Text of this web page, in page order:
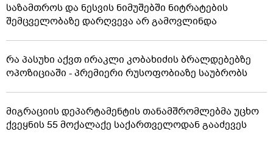
საზამთროს და ნესვის ნიმუშებში ნიტრატების
შემცველობაზე დარღვევა არ გამოვლინდა
რა პასუხი აქვთ ირაკლი კობახიძის ბრალდებებზე
ოპოზიციაში - პრემიერი რუსოფობიაზე საუბრობს
მიგრაციის დეპარტამენტის თანამშრომლებმა უცხო
ქვეყნის 55 მოქალაქე საქართველოდან გააძევეს